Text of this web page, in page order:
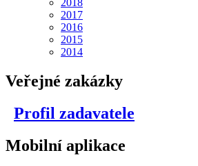
2018
2017
2016
2015
2014
Veřejné zakázky
Profil zadavatele
Mobilní aplikace